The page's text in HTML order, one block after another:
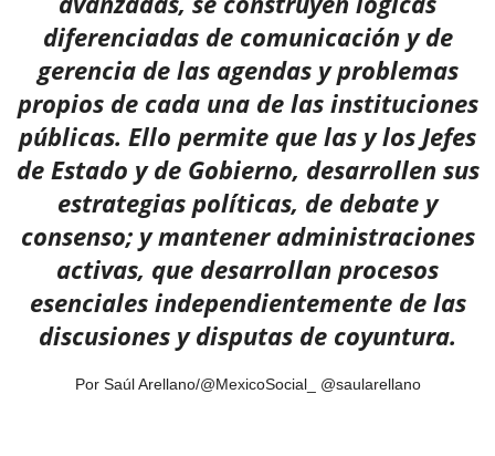
diferenciadas de comunicación y de
gerencia de las agendas y problemas
propios de cada una de las instituciones
públicas. Ello permite que las y los Jefes
de Estado y de Gobierno, desarrollen sus
estrategias políticas, de debate y
consenso; y mantener administraciones
activas, que desarrollan procesos
esenciales independientemente de las
discusiones y disputas de coyuntura.
Por Saúl Arellano/@MexicoSocial_ @saularellano